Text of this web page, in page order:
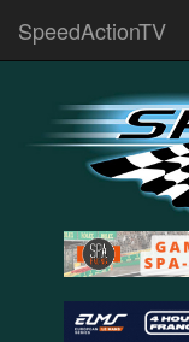
SpeedActionTV